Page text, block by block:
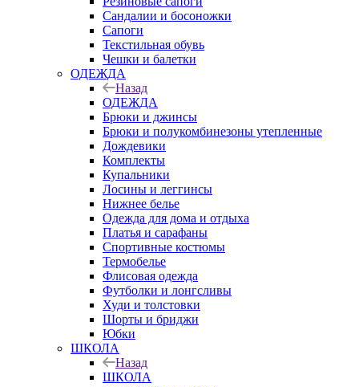
Сандалии и босоножки
Сапоги
Текстильная обувь
Чешки и балетки
ОДЕЖДА
Назад
ОДЕЖДА
Брюки и джинсы
Брюки и полукомбинезоны утепленные
Дождевики
Комплекты
Купальники
Лосины и леггинсы
Нижнее белье
Одежда для дома и отдыха
Платья и сарафаны
Спортивные костюмы
Термобелье
Флисовая одежда
Футболки и лонгсливы
Худи и толстовки
Шорты и бриджи
Юбки
ШКОЛА
Назад
ШКОЛА